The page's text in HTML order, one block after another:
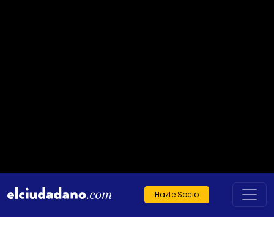
Hazte Socio